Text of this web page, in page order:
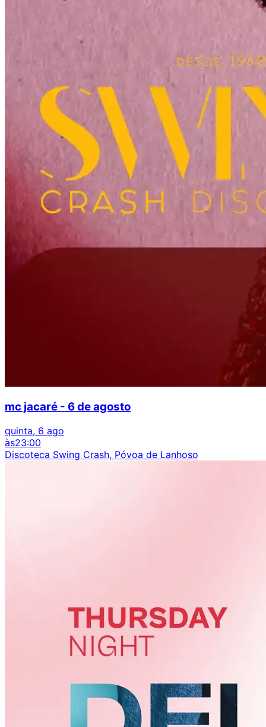
mc jacaré - 6 de agosto
quinta, 6 ago
às23:00
Discoteca Swing Crash, Póvoa de Lanhoso